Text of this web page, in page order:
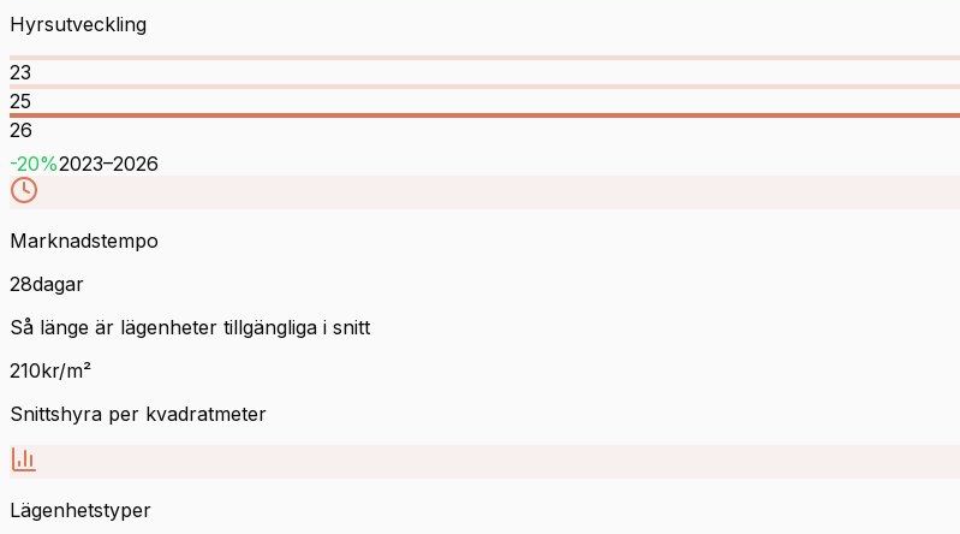
Hyrsutveckling
23
25
26
-20%2023–2026
Marknadstempo
28dagar
Så länge är lägenheter tillgängliga i snitt
210kr/m²
Snittshyra per kvadratmeter
Lägenhetstyper